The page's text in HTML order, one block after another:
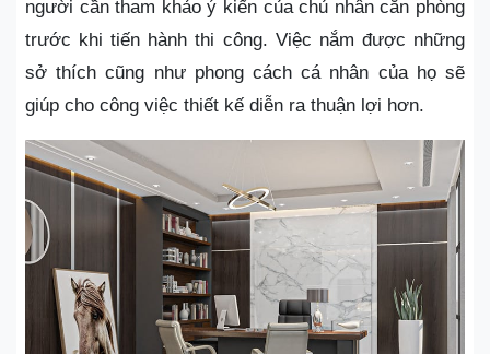
người cần tham khảo ý kiến của chủ nhân căn phòng
trước khi tiến hành thi công. Việc nắm được những
sở thích cũng như phong cách cá nhân của họ sẽ
giúp cho công việc thiết kế diễn ra thuận lợi hơn.